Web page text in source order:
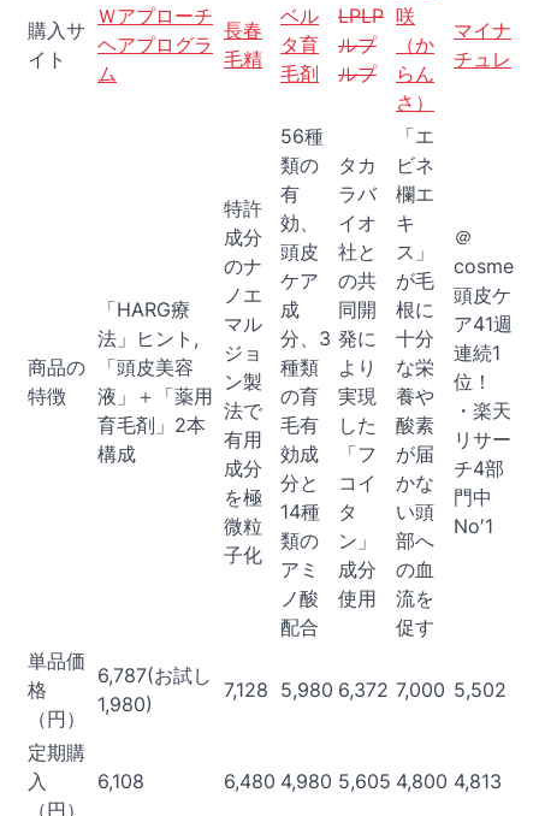
購入サ
イト
Ｗアプローチ
ヘアプログラ
ム
長春
毛精
ベル
タ育
毛剤
LPLP
ルプ
ルプ
咲
（か
らん
さ）
マイナ
チュレ
商品の
特徴
「HARG療
法」ヒント,
「頭皮美容
液」＋「薬用
育毛剤」2本
構成
特許
成分
のナ
ノエ
マル
ジョ
ン製
法で
有用
成分
を極
微粒
子化
56種
類の
有
効、
頭皮
ケア
成
分、3
種類
の育
毛有
効成
分と
14種
類の
アミ
ノ酸
配合
タカ
ラバ
イオ
社と
の共
同開
発に
より
実現
した
「フ
コイ
タ
ン」
成分
使用
「エ
ビネ
欄エ
キ
ス」
が毛
根に
十分
な栄
養や
酸素
が届
かな
い頭
部へ
の血
流を
促す
＠
cosme
頭皮ケ
ア41週
連続1
位！
・楽天
リサー
チ4部
門中
No′1
単品価
格
（円）
6,787(お試し
1,980)
7,128 5,980 6,372 7,000 5,502
定期購
入
（円）
6,108 6,480 4,980 5,605 4,800 4,813